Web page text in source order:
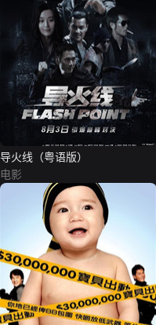
导火线（粤语版）
电影